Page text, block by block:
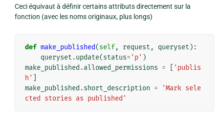
Ceci équivaut à définir certains attributs directement sur la
fonction (avec les noms originaux, plus longs)
def make_published(self, request , queryset ):
queryset .update(status= 'p' )
make_published .allowed_permissions =
'publis
h'
make_published .short_description =
'Mark sele
cted stories as published'